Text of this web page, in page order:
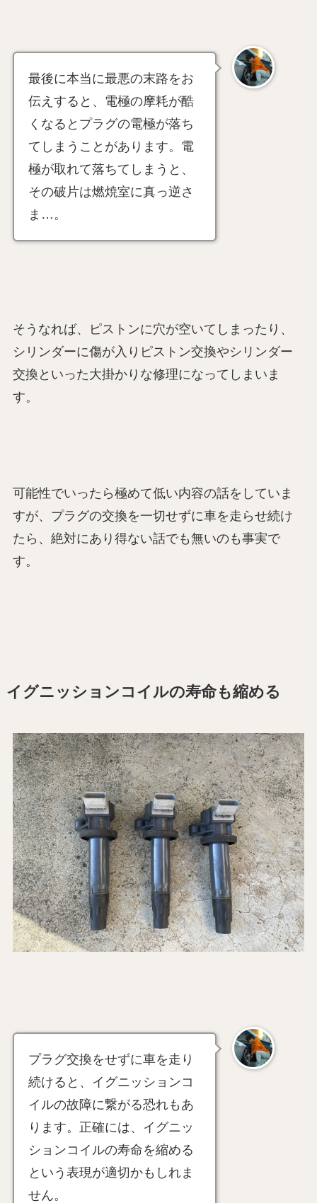
最後に本当に最悪の末路をお
伝えすると、電極の摩耗が酷
くなるとプラグの電極が落ち
てしまうことがあります。電
極が取れて落ちてしまうと、
その破片は燃焼室に真っ逆さ
ま…。
そうなれば、ピストンに穴が空いてしまったり、
シリンダーに傷が入りピストン交換やシリンダー
交換といった大掛かりな修理になってしまいま
す。
可能性でいったら極めて低い内容の話をしていま
すが、プラグの交換を一切せずに車を走らせ続け
たら、絶対にあり得ない話でも無いのも事実で
す。
イグニッションコイルの寿命も縮める
プラグ交換をせずに車を走り
続けると、イグニッションコ
イルの故障に繋がる恐れもあ
ります。正確には、イグニッ
ションコイルの寿命を縮める
という表現が適切かもしれま
せん。